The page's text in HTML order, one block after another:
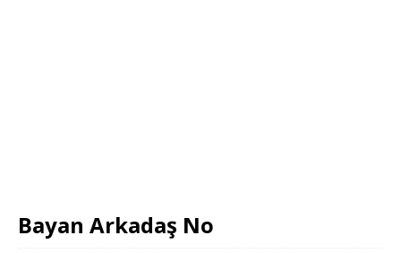
Bayan Arkadaş No